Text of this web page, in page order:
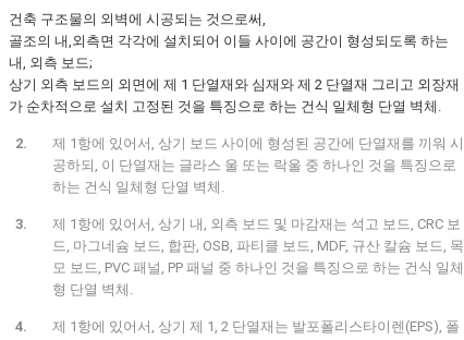
건축 구조물의 외벽에 시공되는 것으로써,
골조의 내,외측면 각각에 설치되어 이들 사이에 공간이 형성되도록 하는
내, 외측 보드;
상기 외측 보드의 외면에 제 1 단열재와 심재와 제 2 단열재 그리고 외장재
가 순차적으로 설치 고정된 것을 특징으로 하는 건식 일체형 단열 벽체.
제 1항에 있어서, 상기 보드 사이에 형성된 공간에 단열재를 끼워 시
공하되, 이 단열재는 글라스 울 또는 락울 중 하나인 것을 특징으로
하는 건식 일체형 단열 벽체.
제 1항에 있어서, 상기 내, 외측 보드 및 마감재는 석고 보드, CRC 보
드, 마그네슘 보드, 합판, OSB, 파티클 보드, MDF, 규산 칼슘 보드, 목
모 보드, PVC 패널, PP 패널 중 하나인 것을 특징으로 하는 건식 일체
형 단열 벽체.
제 1항에 있어서, 상기 제 1, 2 단열재는 발포폴리스타이렌(EPS), 폴